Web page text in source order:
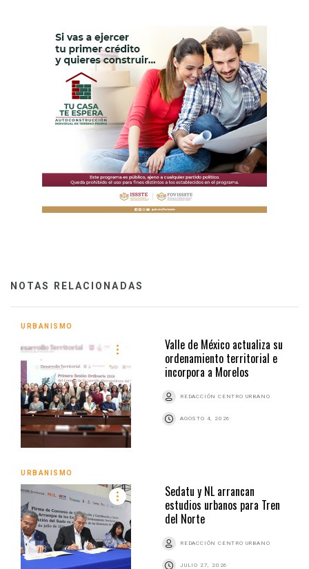
NOTAS RELACIONADAS
URBANISMO
Valle de México actualiza su
ordenamiento territorial e
incorpora a Morelos
REDACCIÓN CENTRO URBANO
AGOSTO 4, 2026
URBANISMO
Sedatu y NL arrancan
estudios urbanos para Tren
del Norte
REDACCIÓN CENTRO URBANO
JULIO 27, 2026